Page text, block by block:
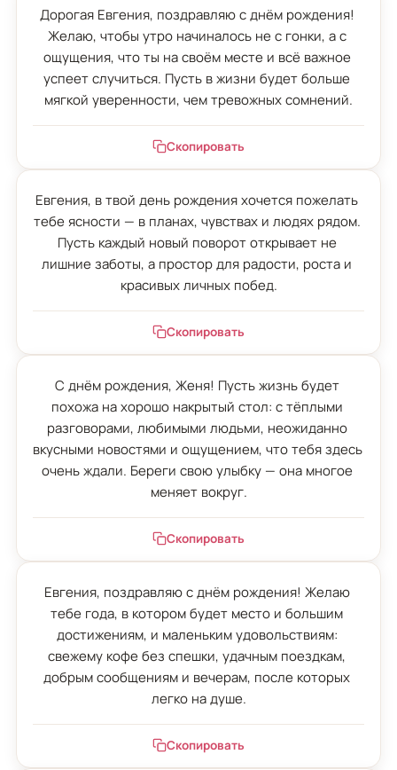
Дорогая Евгения, поздравляю с днём рождения!
Желаю, чтобы утро начиналось не с гонки, а с
ощущения, что ты на своём месте и всё важное
успеет случиться. Пусть в жизни будет больше
мягкой уверенности, чем тревожных сомнений.
Скопировать
Евгения, в твой день рождения хочется пожелать
тебе ясности — в планах, чувствах и людях рядом.
Пусть каждый новый поворот открывает не
лишние заботы, а простор для радости, роста и
красивых личных побед.
Скопировать
С днём рождения, Женя! Пусть жизнь будет
похожа на хорошо накрытый стол: с тёплыми
разговорами, любимыми людьми, неожиданно
вкусными новостями и ощущением, что тебя здесь
очень ждали. Береги свою улыбку — она многое
меняет вокруг.
Скопировать
Евгения, поздравляю с днём рождения! Желаю
тебе года, в котором будет место и большим
достижениям, и маленьким удовольствиям:
свежему кофе без спешки, удачным поездкам,
добрым сообщениям и вечерам, после которых
легко на душе.
Скопировать